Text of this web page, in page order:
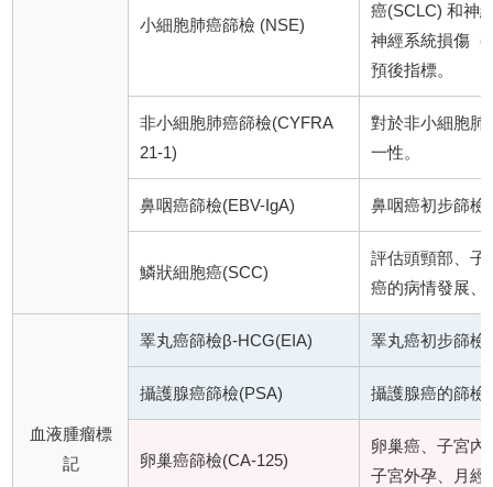
小細胞肺癌篩檢 (NSE)
癌(SCLC) 和神
神經系統損傷（
預後指標。
非小細胞肺癌篩檢(CYFRA
21-1)
對於非小細胞肺
一性。
鼻咽癌篩檢(EBV-IgA) 鼻咽癌初步篩檢
鱗狀細胞癌(SCC)
評估頭頸部、子
癌的病情發展、
血液腫瘤標
記
睪丸癌篩檢β-HCG(EIA) 睪丸癌初步篩檢
攝護腺癌篩檢(PSA) 攝護腺癌的篩檢
卵巢癌篩檢(CA-125)
卵巢癌、子宮內
子宮外孕、月經